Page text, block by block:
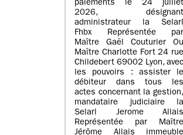
paiements le 24 juillet
2026, désignant
administrateur la Selarl
Fhbx Représentée par
Maître Gaël Couturier Ou
Maître Charlotte Fort 24 rue
Childebert 69002 Lyon, avec
les pouvoirs : assister le
débiteur dans tous les
actes concernant la gestion,
mandataire judiciaire la
Selarl Jerome Allais
Représentée par Maître
Jérôme Allais immeuble